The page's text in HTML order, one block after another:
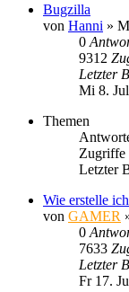
Bugzilla
von Hanni »
0
9312
Letzter
Mi 8.
Themen
Zugriffe
Letzter
Wie erstelle
von GAMER
0
7633
Letzter
Fr 17.